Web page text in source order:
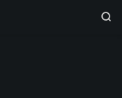
